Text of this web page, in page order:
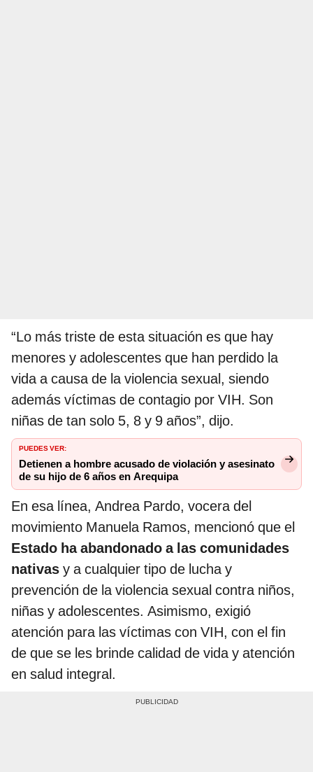
“Lo más triste de esta situación es que hay
menores y adolescentes que han perdido la
vida a causa de la violencia sexual, siendo
además víctimas de contagio por VIH. Son
niñas de tan solo 5, 8 y 9 años”, dijo.
PUEDES VER:
Detienen a hombre acusado de violación y asesinato
de su hijo de 6 años en Arequipa
En esa línea, Andrea Pardo, vocera del
movimiento Manuela Ramos, mencionó que el
Estado ha abandonado a las comunidades
nativas y a cualquier tipo de lucha y
prevención de la violencia sexual contra niños,
niñas y adolescentes. Asimismo, exigió
atención para las víctimas con VIH, con el fin
de que se les brinde calidad de vida y atención
en salud integral.